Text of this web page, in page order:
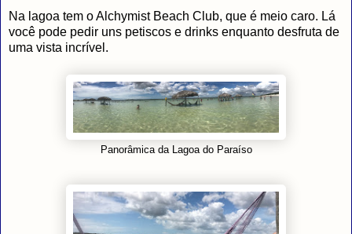
Na lagoa tem o Alchymist Beach Club, que é meio caro. Lá
você pode pedir uns petiscos e drinks enquanto desfruta de
uma vista incrível.
Panorâmica da Lagoa do Paraíso